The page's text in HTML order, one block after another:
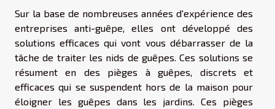
Sur la base de nombreuses années d'expérience des
entreprises anti-guêpe, elles ont développé des
solutions efficaces qui vont vous débarrasser de la
tâche de traiter les nids de guêpes. Ces solutions se
résument en des pièges à guêpes, discrets et
efficaces qui se suspendent hors de la maison pour
éloigner les guêpes dans les jardins. Ces pièges